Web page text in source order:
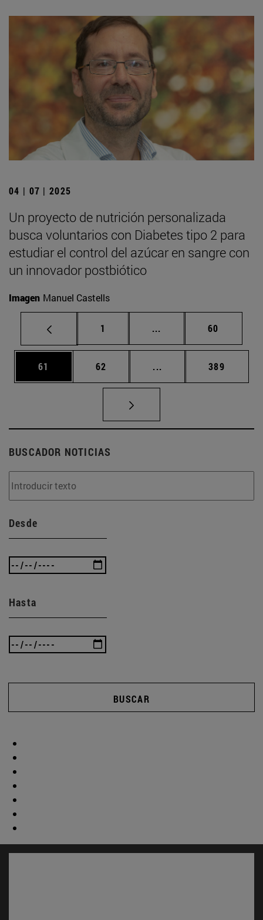
04 | 07 | 2025
Un proyecto de nutrición personalizada
busca voluntarios con Diabetes tipo 2 para
estudiar el control del azúcar en sangre con
un innovador postbiótico
Imagen Manuel Castells
Página
1 ... Páginas intermedias
Página
60
Página
61 Página
62 ... Páginas intermedias
Página
389
BUSCADOR NOTICIAS
Desde
Hasta
BUSCAR